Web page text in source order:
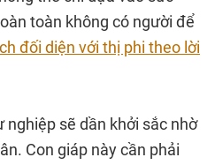
toàn không có người để
đối diện với thị phi theo lời
sẽ dần khởi sắc nhờ
Con giáp này cần phải